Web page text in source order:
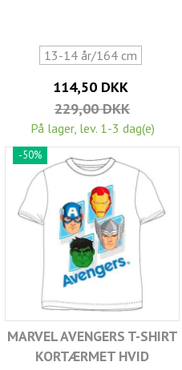
13-14 år/164 cm
114,50 DKK
229,00 DKK
På lager, lev. 1-3 dag(e)
-50%
MARVEL AVENGERS T-SHIRT
KORTÆRMET HVID